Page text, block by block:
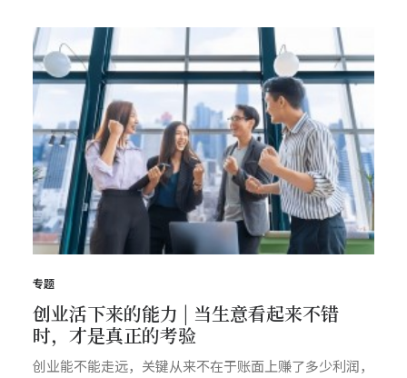
专题
创业活下来的能力 | 当生意看起来不错
时，才是真正的考验
创业能不能走远，关键从来不在于账面上赚了多少利润，